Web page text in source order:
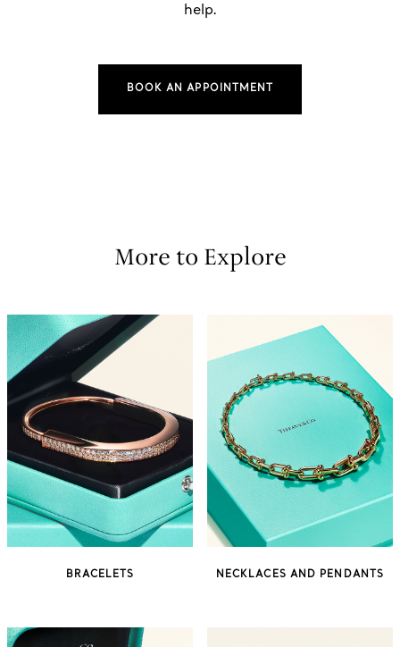
help.
BOOK AN APPOINTMENT
More to Explore
BRACELETS NECKLACES AND PENDANTS